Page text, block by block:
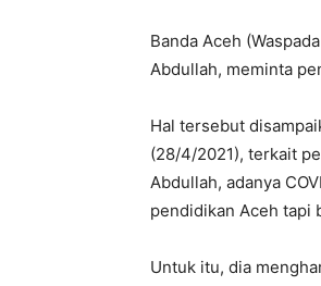
Banda Aceh
Abdullah, meminta
Hal tersebut
(28/4/2021), terkait
Abdullah, adanya
pendidikan Aceh tapi
Untuk itu, dia